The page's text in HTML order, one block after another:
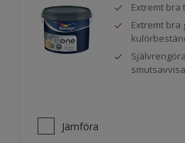
Extremt bra
Extremt bra
Jämföra